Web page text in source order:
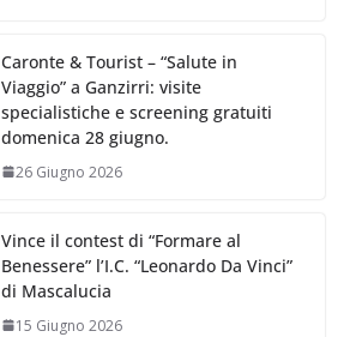
Caronte & Tourist – “Salute in
Viaggio” a Ganzirri: visite
specialistiche e screening gratuiti
domenica 28 giugno.
26 Giugno 2026
Vince il contest di “Formare al
Benessere” l’I.C. “Leonardo Da Vinci”
di Mascalucia
15 Giugno 2026